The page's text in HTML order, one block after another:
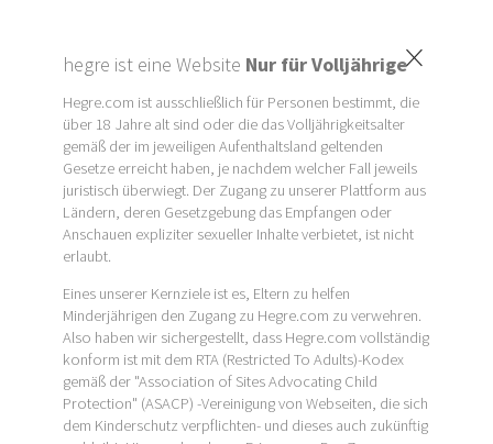
×
hegre ist eine Website Nur für Volljährige
Hegre.com ist ausschließlich für Personen bestimmt, die
über 18 Jahre alt sind oder die das Volljährigkeitsalter
gemäß der im jeweiligen Aufenthaltsland geltenden
Gesetze erreicht haben, je nachdem welcher Fall jeweils
juristisch überwiegt. Der Zugang zu unserer Plattform aus
Ländern, deren Gesetzgebung das Empfangen oder
Anschauen expliziter sexueller Inhalte verbietet, ist nicht
erlaubt.
Eines unserer Kernziele ist es, Eltern zu helfen
Minderjährigen den Zugang zu Hegre.com zu verwehren.
Also haben wir sichergestellt, dass Hegre.com vollständig
konform ist mit dem RTA (Restricted To Adults)-Kodex
gemäß der "Association of Sites Advocating Child
Protection" (ASACP) -Vereinigung von Webseiten, die sich
dem Kinderschutz verpflichten- und dieses auch zukünftig